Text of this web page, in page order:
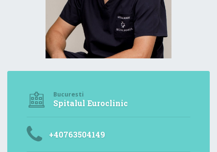
Bucuresti
Spitalul Euroclinic
+40763504149